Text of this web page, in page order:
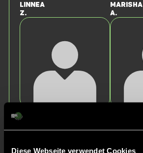
Diese Webseite verwendet Cookies
Linnea
Z.
Marisha
A.
Leni